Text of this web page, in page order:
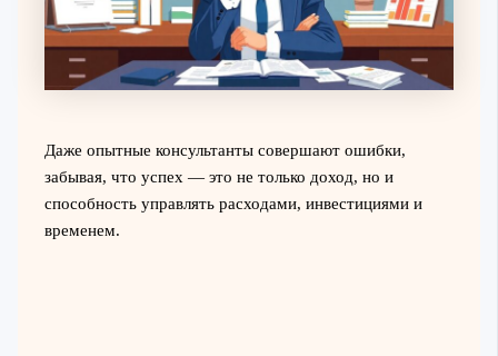
Даже опытные консультанты совершают ошибки,
забывая, что успех — это не только доход, но и
способность управлять расходами, инвестициями и
временем.